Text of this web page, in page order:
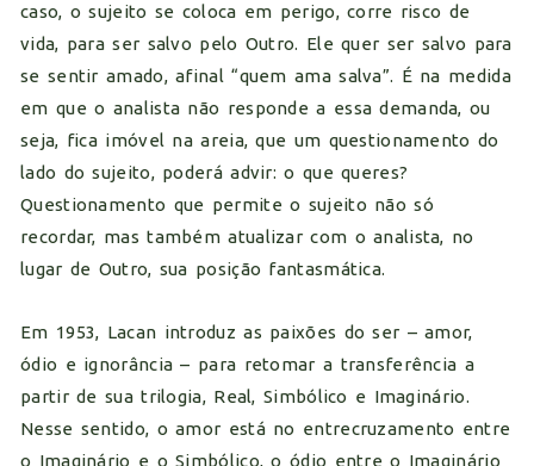
caso, o sujeito se coloca em perigo, corre risco de
vida, para ser salvo pelo Outro. Ele quer ser salvo para
se sentir amado, afinal “quem ama salva”. É na medida
em que o analista não responde a essa demanda, ou
seja, fica imóvel na areia, que um questionamento do
lado do sujeito, poderá advir: o que queres?
Questionamento que permite o sujeito não só
recordar, mas também atualizar com o analista, no
lugar de Outro, sua posição fantasmática.
Em 1953, Lacan introduz as paixões do ser – amor,
ódio e ignorância – para retomar a transferência a
partir de sua trilogia, Real, Simbólico e Imaginário.
Nesse sentido, o amor está no entrecruzamento entre
o Imaginário e o Simbólico, o ódio entre o Imaginário